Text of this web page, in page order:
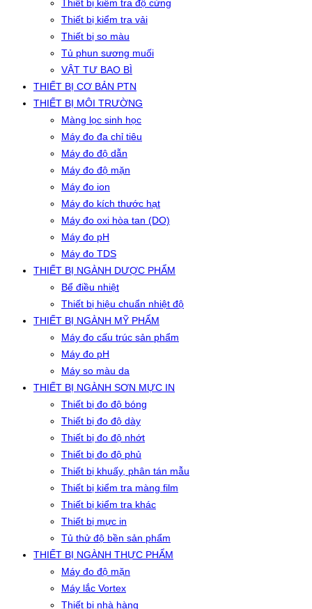
Thiết bị kiểm tra độ cứng
Thiết bị kiểm tra vải
Thiết bị so màu
Tủ phun sương muối
VẬT TƯ BAO BÌ
THIẾT BỊ CƠ BẢN PTN
THIẾT BỊ MÔI TRƯỜNG
Màng lọc sinh học
Máy đo đa chỉ tiêu
Máy đo độ dẫn
Máy đo độ mặn
Máy đo ion
Máy đo kích thước hạt
Máy đo oxi hòa tan (DO)
Máy đo pH
Máy đo TDS
THIẾT BỊ NGÀNH DƯỢC PHẨM
Bể điều nhiệt
Thiết bị hiệu chuẩn nhiệt độ
THIẾT BỊ NGÀNH MỸ PHẨM
Máy đo cấu trúc sản phẩm
Máy đo pH
Máy so màu da
THIẾT BỊ NGÀNH SƠN MỰC IN
Thiết bị đo độ bóng
Thiết bị đo độ dày
Thiết bị đo độ nhớt
Thiết bị đo độ phủ
Thiết bị khuấy, phân tán mẫu
Thiết bị kiểm tra màng film
Thiết bị kiểm tra khác
Thiết bị mực in
Tủ thử độ bền sản phẩm
THIẾT BỊ NGÀNH THỰC PHẨM
Máy đo độ mặn
Máy lắc Vortex
Thiết bị nhà hàng